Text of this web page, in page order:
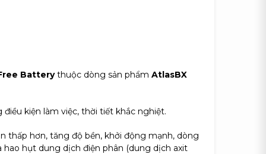
Batterythuộc dòng sản phẩm AtlasBX
kiện làm việc, thời tiết khắc nghiệt.
thấp hơn, tăng độ bền, khởi động mạnh, dòng
hụt dung dịch điện phân (dung dịch axit